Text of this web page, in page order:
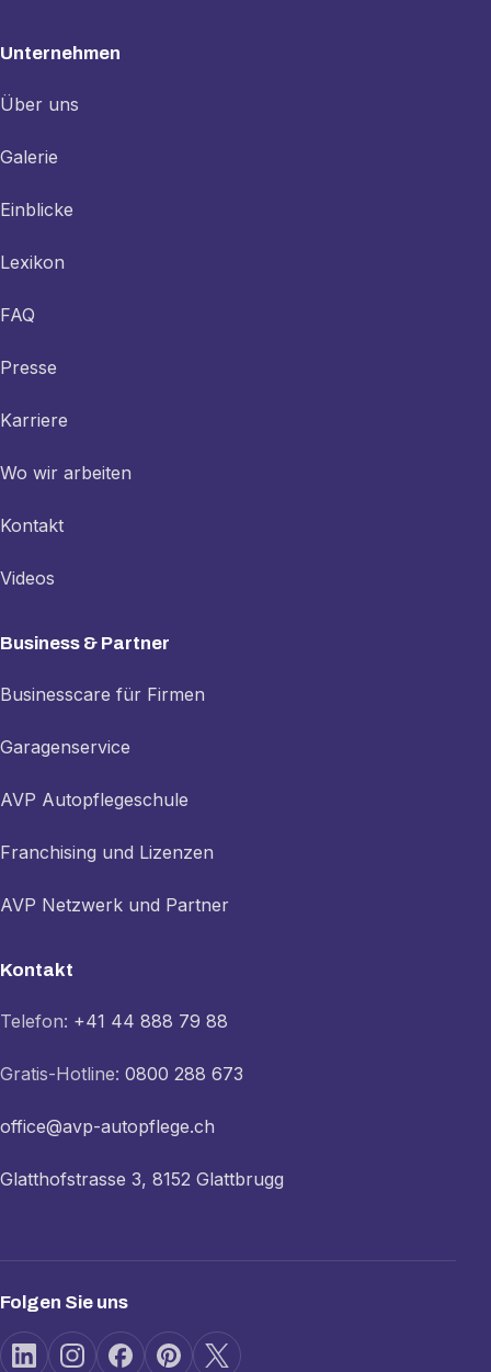
Unternehmen
Über uns
Galerie
Einblicke
Lexikon
FAQ
Presse
Karriere
Wo wir arbeiten
Kontakt
Videos
Business & Partner
Businesscare für Firmen
Garagenservice
AVP Autopflegeschule
Franchising und Lizenzen
AVP Netzwerk und Partner
Kontakt
Telefon: +41 44 888 79 88
Gratis-Hotline: 0800 288 673
office@avp-autopflege.ch
Glatthofstrasse 3, 8152 Glattbrugg
Folgen Sie uns